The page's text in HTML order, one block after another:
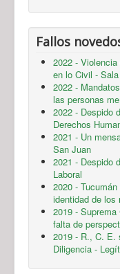
Fallos
2022 -
en lo Civil -
2022 -
las personas
2022 - Despido
Derechos
2021 - Un
San Juan
2021 - Despido
Laboral
2020 -
identidad de los
2019 -
falta de
2019 - R., C. E.
Diligencia -